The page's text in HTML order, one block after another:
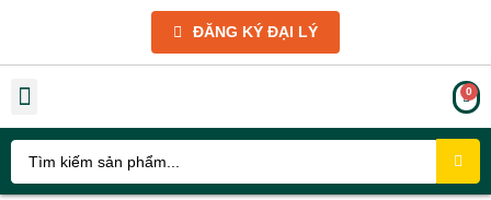
ĐĂNG KÝ ĐẠI LÝ